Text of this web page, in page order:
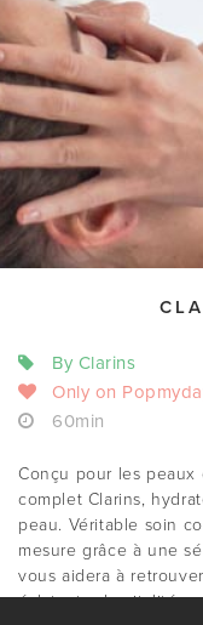
By Clarins
Only on
60min
Conçu pour les peaux
complet Clarins,
peau. Véritable soin
mesure grâce à une
vous aidera à
éclatante de vitalité.